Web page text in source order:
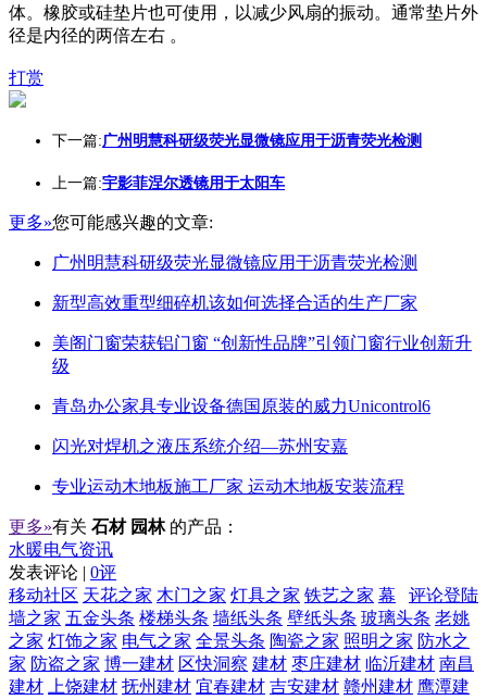
体。橡胶或硅垫片也可使用，以减少风扇的振动。通常垫片外
径是内径的两倍左右 。
打赏
下一篇:广州明慧科研级荧光显微镜应用于沥青荧光检测
上一篇:宇影菲涅尔透镜用于太阳车
更多»您可能感兴趣的文章:
广州明慧科研级荧光显微镜应用于沥青荧光检测
新型高效重型细碎机该如何选择合适的生产厂家
美阁门窗荣获铝门窗 “创新性品牌”引领门窗行业创新升
级
青岛办公家具专业设备德国原装的威力Unicontrol6
闪光对焊机之液压系统介绍—苏州安嘉
专业运动木地板施工厂家 运动木地板安装流程
更多»有关 石材 园林 的产品：
水暖电气资讯
发表评论 | 0评
评论登陆
移动社区 天花之家 木门之家 灯具之家 铁艺之家 幕
墙之家 五金头条 楼梯头条 墙纸头条 壁纸头条 玻璃头条 老姚
之家 灯饰之家 电气之家 全景头条 陶瓷之家 照明之家 防水之
家 防盗之家 博一建材 区快洞察 建材 枣庄建材 临沂建材 南昌
建材
上饶建材 抚州建材 宜春建材 吉安建材 赣州建材 鹰潭建